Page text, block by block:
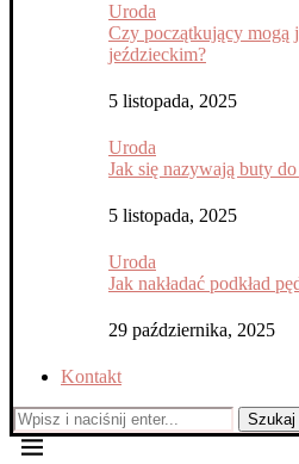
Uroda
Czy początkujący mogą
jeździeckim?
5 listopada, 2025
Uroda
Jak się nazywają buty
5 listopada, 2025
Uroda
Jak nakładać podkład
29 października, 2025
Kontakt
Szukaj